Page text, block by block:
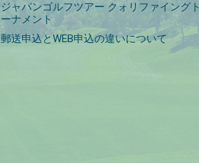
ジャパンゴルフツアー クォリファイングト
ーナメント
郵送申込とWEB申込の違いについて